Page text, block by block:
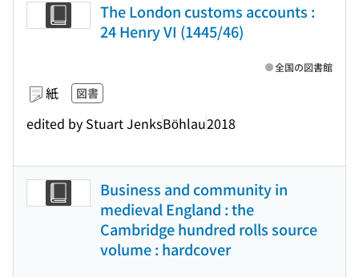
The London customs accounts :
24 Henry VI (1445/46)
紙 図書
edited by Stuart JenksBöhlau2018
全国の図書館
Business and community in
medieval England : the
Cambridge hundred rolls source
volume : hardcover